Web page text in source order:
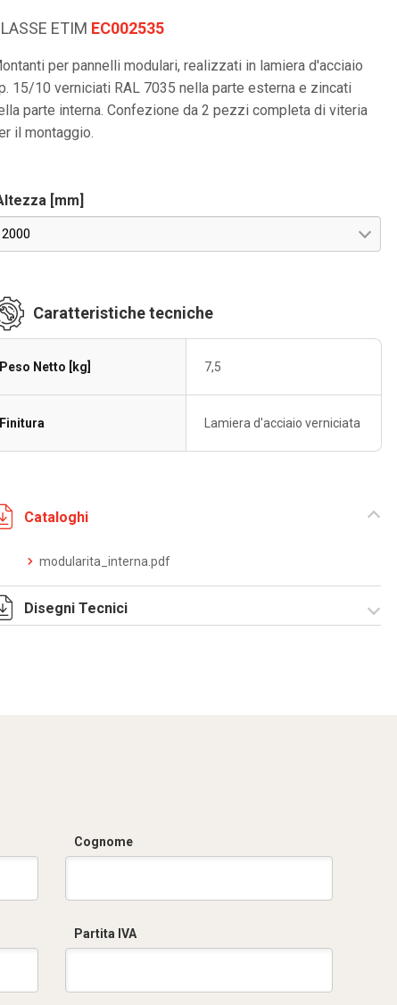
ETIM EC002535
per pannelli modulari, realizzati in lamiera d'acciaio
15/10 verniciati RAL 7035 nella parte esterna e zincati
parte interna. Confezione da 2 pezzi completa di viteria
il montaggio.
[mm]
2000
Caratteristiche tecniche
Peso Netto [kg] 7,5
Finitura Lamiera d'acciaio verniciata
Cataloghi
modularita_interna.pdf
Disegni Tecnici
Cognome
Partita IVA